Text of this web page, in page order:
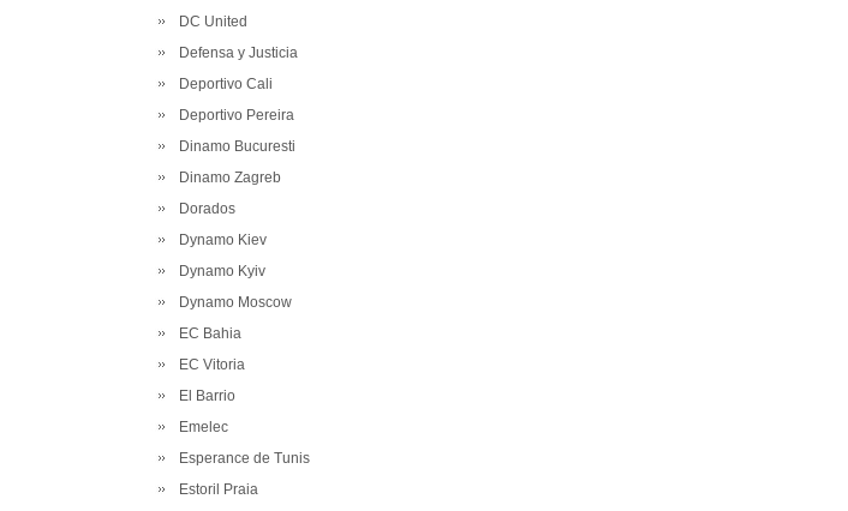
DC United
Defensa y Justicia
Deportivo Cali
Deportivo Pereira
Dinamo Bucuresti
Dinamo Zagreb
Dorados
Dynamo Kiev
Dynamo Kyiv
Dynamo Moscow
EC Bahia
EC Vitoria
El Barrio
Emelec
Esperance de Tunis
Estoril Praia